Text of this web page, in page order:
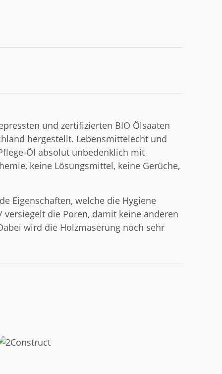
und zertifizierten BIO Ölsaaten
hergestellt. Lebensmittelecht und
Öl absolut unbedenklich mit
keine Lösungsmittel, keine Gerüche,
Eigenschaften, welche die Hygiene
die Poren, damit keine anderen
wird die Holzmaserung noch sehr